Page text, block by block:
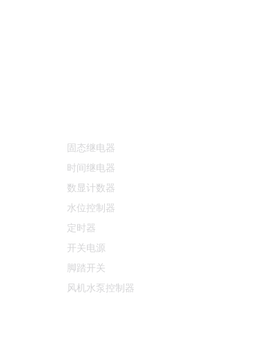
固态继电器
时间继电器
数显计数器
水位控制器
定时器
开关电源
脚踏开关
风机水泵控制器